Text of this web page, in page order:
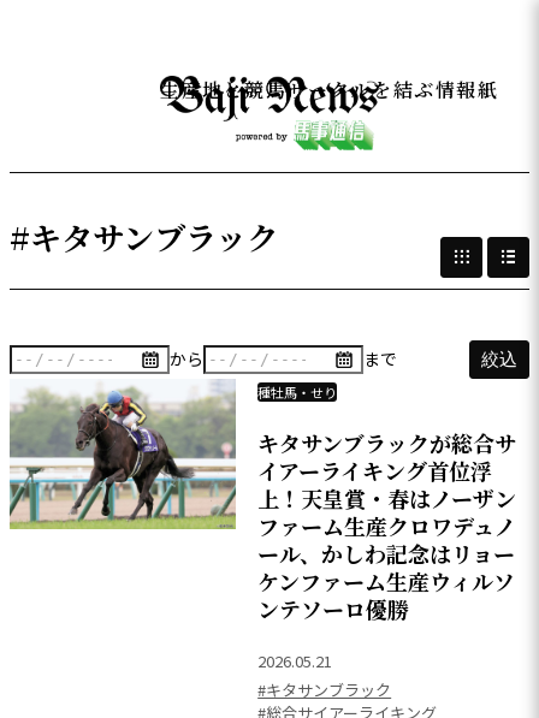
生産地と競馬サークルを結ぶ情報紙
#キタサンブラック
から まで 絞込
種牡馬・せり
キタサンブラックが総合サ
イアーライキング首位浮
上！天皇賞・春はノーザン
ファーム生産クロワデュノ
ール、かしわ記念はリョー
ケンファーム生産ウィルソ
ンテソーロ優勝
2026.05.21
#キタサンブラック
#総合サイアーライキング